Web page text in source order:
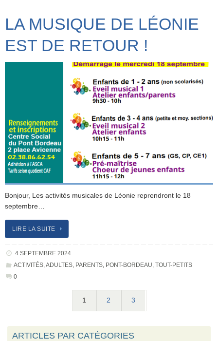
LA MUSIQUE DE LÉONIE
EST DE RETOUR !
Bonjour, Les activités musicales de Léonie reprendront le 18
septembre…
LIRE LA SUITE
4 SEPTEMBRE 2024
ACTIVITÉS, ADULTES, PARENTS, PONT-BORDEAU TOUT-PETITS
0
1 2 3
ARTICLES PAR CATÉGORIES